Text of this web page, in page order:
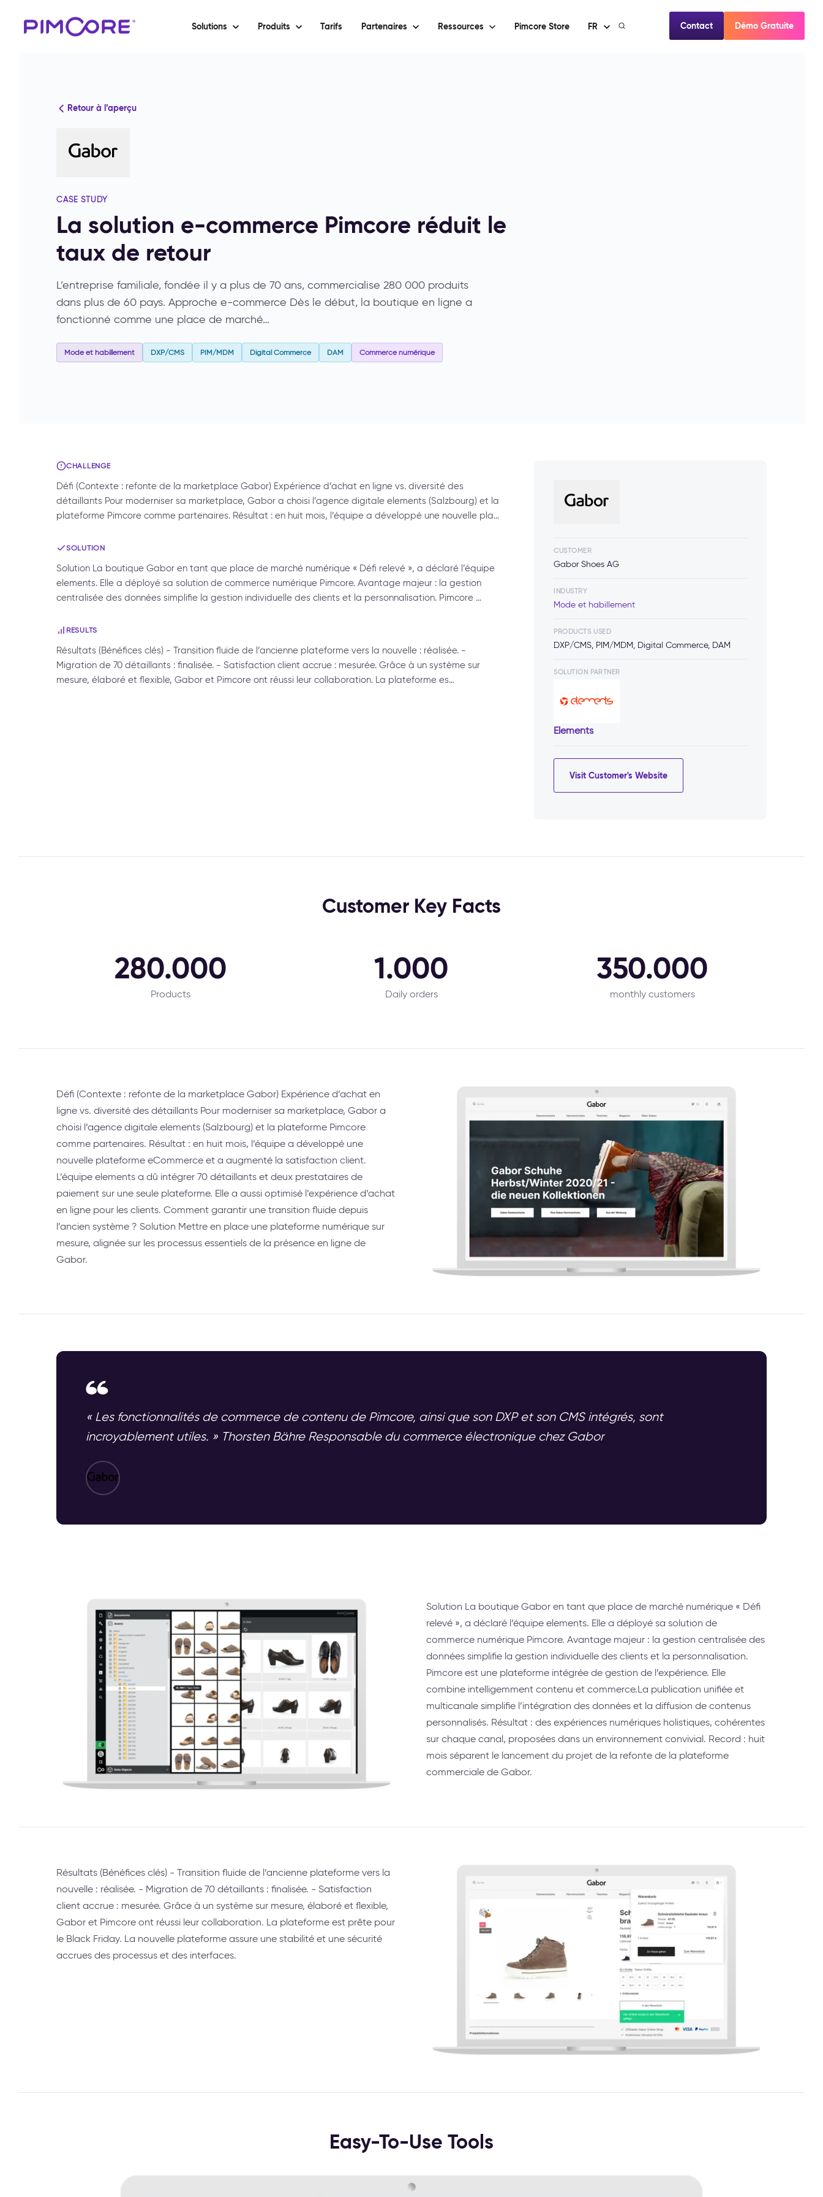
Solutions Produits Tarifs Partenaires Ressources Pimcore Store FR Contact Démo Gratuite
Retour à l’aperçu
CASE STUDY
La solution e-commerce Pimcore réduit le
taux de retour
L’entreprise familiale, fondée il y a plus de 70 ans, commercialise 280 000 produits
dans plus de 60 pays. Approche e-commerce Dès le début, la boutique en ligne a
fonctionné comme une place de marché…
Mode et habillement DXP/CMS PIM/MDM Digital Commerce DAM Commerce numérique
CHALLENGE
Défi (Contexte : refonte de la marketplace Gabor) Expérience d’achat en ligne vs. diversité des
détaillants Pour moderniser sa marketplace, Gabor a choisi l’agence digitale elements (Salzbourg) et la
plateforme Pimcore comme partenaires. Résultat : en huit mois, l’équipe a développé une nouvelle pla…
SOLUTION
Solution La boutique Gabor en tant que place de marché numérique « Défi relevé », a déclaré l’équipe
elements. Elle a déployé sa solution de commerce numérique Pimcore. Avantage majeur : la gestion
centralisée des données simplifie la gestion individuelle des clients et la personnalisation. Pimcore …
RESULTS
Résultats (Bénéfices clés) - Transition fluide de l’ancienne plateforme vers la nouvelle : réalisée. -
Migration de 70 détaillants : finalisée. - Satisfaction client accrue : mesurée. Grâce à un système sur
mesure, élaboré et flexible, Gabor et Pimcore ont réussi leur collaboration. La plateforme es…
CUSTOMER
Gabor Shoes AG
INDUSTRY
Mode et habillement
PRODUCTS USED
DXP/CMS, PIM/MDM, Digital Commerce, DAM
SOLUTION PARTNER
Elements
Visit Customer's Website
Customer Key Facts
280.000
Products
1.000
Daily orders
350.000
monthly customers
Défi (Contexte : refonte de la marketplace Gabor) Expérience d’achat en
ligne vs. diversité des détaillants Pour moderniser sa marketplace, Gabor a
choisi l’agence digitale elements (Salzbourg) et la plateforme Pimcore
comme partenaires. Résultat : en huit mois, l’équipe a développé une
nouvelle plateforme eCommerce et a augmenté la satisfaction client.
L’équipe elements a dû intégrer 70 détaillants et deux prestataires de
paiement sur une seule plateforme. Elle a aussi optimisé l’expérience d’achat
en ligne pour les clients. Comment garantir une transition fluide depuis
l’ancien système ? Solution Mettre en place une plateforme numérique sur
mesure, alignée sur les processus essentiels de la présence en ligne de
Gabor.
« Les fonctionnalités de commerce de contenu de Pimcore, ainsi que son DXP et son CMS intégrés, sont
incroyablement utiles. » Thorsten Bähre Responsable du commerce électronique chez Gabor
Solution La boutique Gabor en tant que place de marché numérique « Défi
relevé », a déclaré l’équipe elements. Elle a déployé sa solution de
commerce numérique Pimcore. Avantage majeur : la gestion centralisée des
données simplifie la gestion individuelle des clients et la personnalisation.
Pimcore est une plateforme intégrée de gestion de l’expérience. Elle
combine intelligemment contenu et commerce.La publication unifiée et
multicanale simplifie l’intégration des données et la diffusion de contenus
personnalisés. Résultat : des expériences numériques holistiques, cohérentes
sur chaque canal, proposées dans un environnement convivial. Record : huit
mois séparent le lancement du projet de la refonte de la plateforme
commerciale de Gabor.
Résultats (Bénéfices clés) - Transition fluide de l’ancienne plateforme vers la
nouvelle : réalisée. - Migration de 70 détaillants : finalisée. - Satisfaction
client accrue : mesurée. Grâce à un système sur mesure, élaboré et flexible,
Gabor et Pimcore ont réussi leur collaboration. La plateforme est prête pour
le Black Friday. La nouvelle plateforme assure une stabilité et une sécurité
accrues des processus et des interfaces.
Easy-To-Use Tools